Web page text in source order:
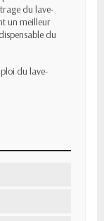
du lave-
un meilleur
du
du lave-